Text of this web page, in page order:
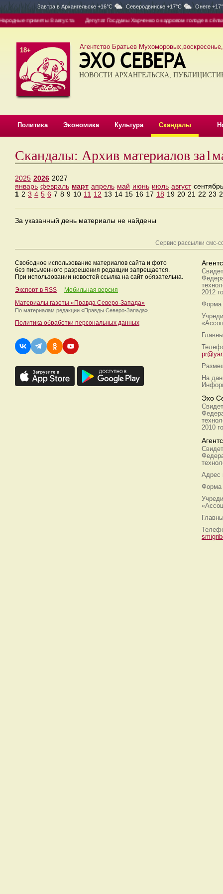
Завтра в Архангельске +16°C Северодвинске +17°C Онеге
приметы 8 августа Депутат Госдумы Харченко о кадровом голоде в
18+ Агентство Братьев
НОВОСТИ АРХАНГЕЛЬСКА,
Политика Экономика Культура Скандалы
Скандалы: Архив материалов
2025 2026 2027
январь февраль март апрель май июнь июль август сентябрь
1 2 3 4 5 6 7 8 9 10 11 12 13 14 15 16 17 18 19 20 21 22 23
За указанный день материалы не найдены
Сервис рассылки смс-
Свободное использование материалов сайта и фото
без письменного разрешения редакции запрещается.
При использовании новостей ссылка на сайт обязательна.
Экспорт в RSS
Мобильная версия
Материалы газеты «Правда Северо-Запада»
По материалам редакции «Правды Северо-Запада».
Политика обработки персональных данных
2012
Форма
На
Эхо
2010
Адрес
Форма